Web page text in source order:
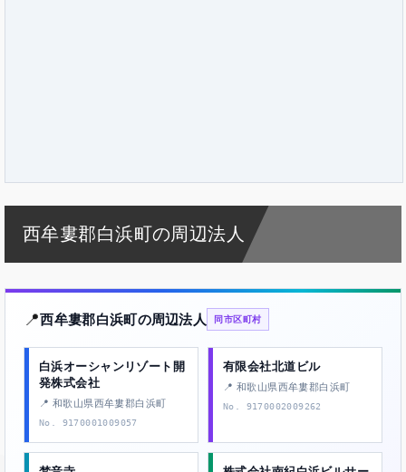
西牟婁郡白浜町の周辺法人
📍西牟婁郡白浜町の周辺法人 同市区町村
白浜オーシャンリゾート開
発株式会社
📍 和歌山県西牟婁郡白浜町
No. 9170001009057
有限会社北道ビル
📍 和歌山県西牟婁郡白浜町
No. 9170002009262